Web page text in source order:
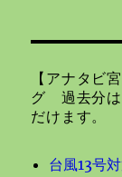
ン
【アナタビ
グ 過去分は
だけます。
台風13号